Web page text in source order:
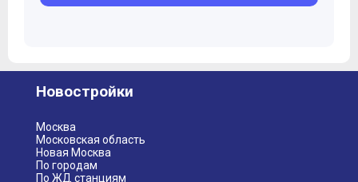
Новостройки
Москва
Московская область
Новая Москва
По городам
По ЖД станциям